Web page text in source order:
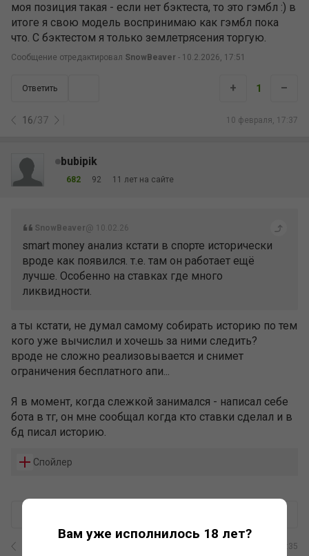
Вам уже исполнилось 18 лет?
моя позиция такая - если нет бэктеста, то это гэмбл :) в
итоге я свою модель воспринимаю как гэмбл пока
что. С бэктестом я только землетрясения торгую.
Сообщение отредактировал SnowBeaver - 10.2.2026, 17:51
Ответить
16/37 10 февраля, 17:37
+ 1 –
bubipik
682 92 11 лет на сайте
SnowBeaver@ 10.02.26
smart money анализ кстати в спорте исторически
вроде как появился. т.е. там он работает ещё
лучше. Особенно на ставках где много
ликвидности.
а ты кстати, не думал самому собирать историю по тем
кого уже вычислил и хочешь за ними следить?
вроде не сложно реализовывается и снимет
ограничения бесплатного апи...
Я в момент, когда слежкой занимался - написал себе
бота в тг, он мне сообщал когда кто ставки сделал и в
бд писал историю.
Спойлер
10 февраля, 18:35